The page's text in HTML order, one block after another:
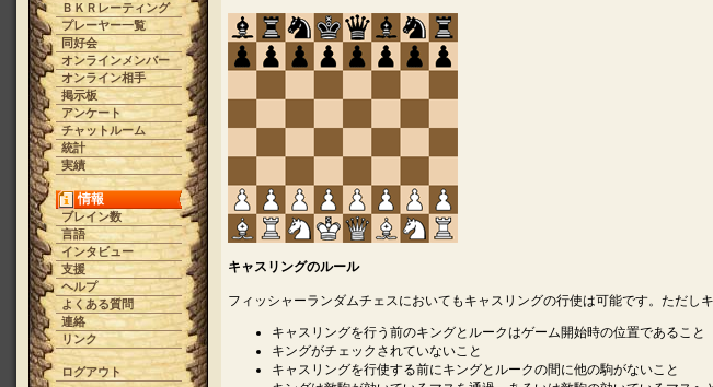
ＢＫＲレーティング
プレーヤー一覧
同好会
オンラインメンバー
オンライン相手
掲示板
アンケート
チャットルーム
統計
実績
情報
ブレイン数
言語
インタビュー
支援
ヘルプ
よくある質問
連絡
リンク
ログアウト
キャスリングのルール
フィッシャーランダムチェスにおいてもキャスリングの行使は可能です。ただし
キャスリングを行う前のキングとルークはゲーム開始時の位置であること
キングがチェックされていないこと
キャスリングを行使する前にキングとルークの間に他の駒がないこと